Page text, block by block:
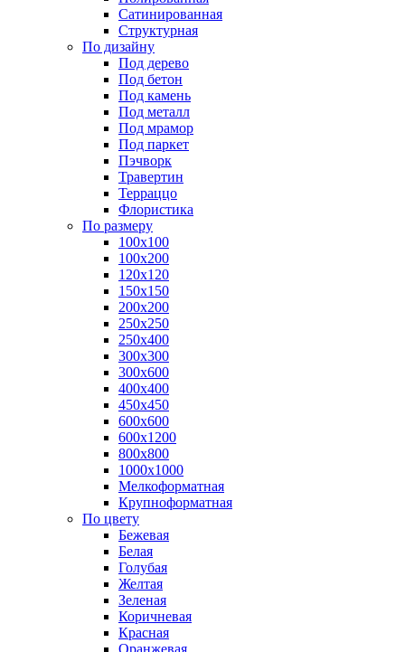
Сатинированная
Структурная
По дизайну
Под дерево
Под бетон
Под камень
Под металл
Под мрамор
Под паркет
Пэчворк
Травертин
Терраццо
Флористика
По размеру
100х100
100х200
120х120
150х150
200х200
250х250
250х400
300х300
300х600
400х400
450х450
600х600
600х1200
800х800
1000х1000
Мелкоформатная
Крупноформатная
По цвету
Бежевая
Белая
Голубая
Желтая
Зеленая
Коричневая
Красная
Оранжевая